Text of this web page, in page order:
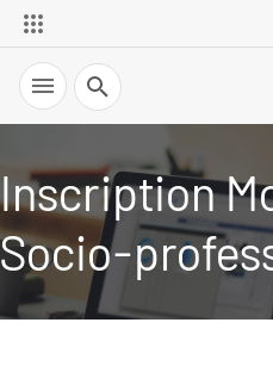
Recherche
Inscription
Socio-